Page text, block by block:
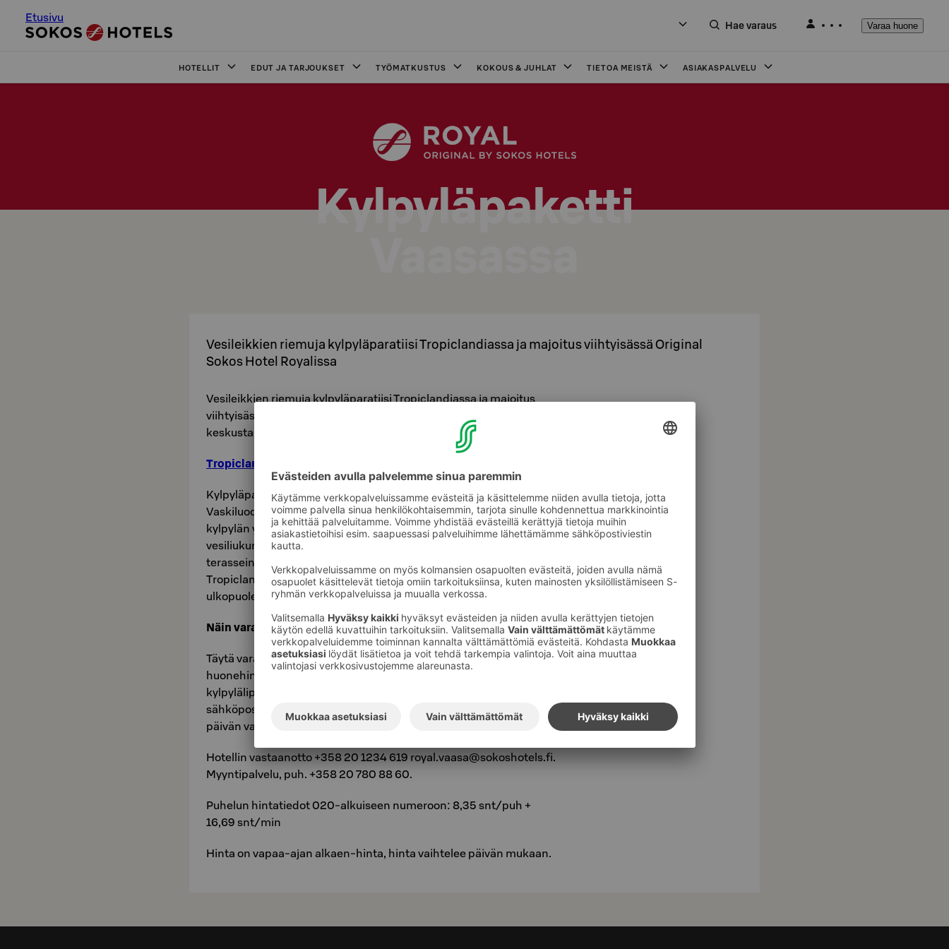
Etusivu
Hae varaus Varaa huone
HOTELLIT EDUT JA TARJOUKSET TYÖMATKUSTUS KOKOUS & JUHLAT TIETOA MEISTÄ ASIAKASPALVELU
Kylpyläpaketti
Vesileikkien riemuja kylpyläparatiisi Tropiclandiassa ja majoitus viihtyisässä Original
Sokos Hotel Royalissa
Vesileikkien riemuja kylpyläparatiisi Tropiclandiassa ja majoitus
viihtyisässä Original Sokos Hotel Royalissa aivan Vaasan
keskustassa, takaavat onnistuneen loman koko perheelle.
Tropiclandia
Kylpyläparatiisi Tropiclandia sijaitsee aurinkoisessa Vaasassa,
Vaskiluodon saarella n. 2 km päässä keskustasta. Tropiclandian
kylpylän yhteydessä on suuri vesipuistoalue, jossa on hurjia
vesiliukumäkiä, kaksi lastenallasta, poreallas ja auringonottoalueet
terasseineen. Vesipuistossa on lämmitetty vesi (n. 28 astetta).
Tropiclandialla on tilava ilmainen parkkipaikka heti kylpylän
ulkopuolella.
Näin varaat:
Täytä varaukseen tarvittavat tiedot. Saat näkyviin saatavilla olevat
huonehinnat. Valitse asiakasomistajahinta tai päivän hinta ja poimi
kylpylälippu varaukseesi lisäpalveluista. Varausvahvistuksen saat
sähköpostiisi. Huomaathan, että lisäpalveluita ei voi varata saman
päivän varauksille, kysy tällöin lisäpalveluita hotellista.
Hotellin vastaanotto +358 20 1234 619 royal.vaasa@sokoshotels.fi.
Myyntipalvelu, puh. +358 20 780 88 60.
Puhelun hintatiedot 020-alkuiseen numeroon: 8,35 snt/puh +
16,69 snt/min
Hinta on vapaa-ajan alkaen-hinta, hinta vaihtelee päivän mukaan.